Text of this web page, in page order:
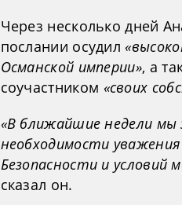
Через несколько дней
послании осудил
Османской империи», а
соучастником «своих
«В ближайшие недели мы
необходимости
Безопасности и условий
сказал он.